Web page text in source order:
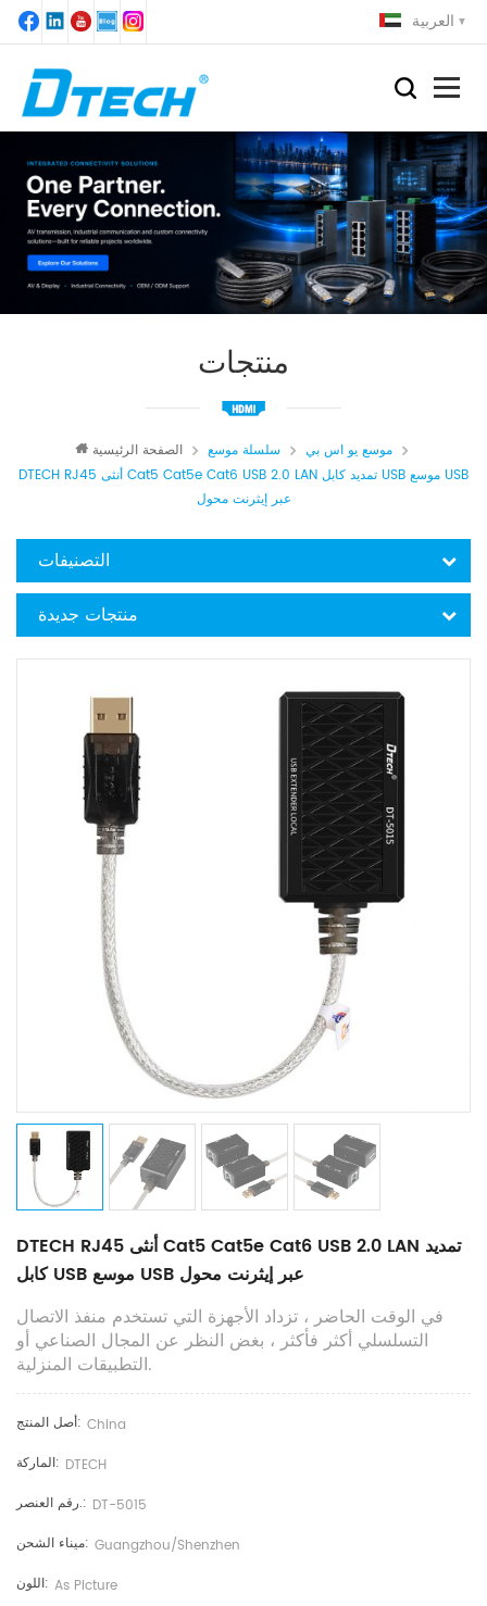
العربية
منتجات
الصفحة الرئيسية سلسلة موسع
موسع يو اس بي
DTECH RJ45 أنثى Cat5 Cat5e Cat6 USB 2.0 LAN تمديد كابل USB موسع USB
عبر إيثرنت محول
التصنيفات
منتجات جديدة
DTECH RJ45 أنثى Cat5 Cat5e Cat6 USB 2.0 LAN تمديد
كابل USB موسع USB عبر إيثرنت محول
في الوقت الحاضر ، تزداد الأجهزة التي تستخدم منفذ الاتصال
التسلسلي أكثر فأكثر ، بغض النظر عن المجال الصناعي أو
التطبيقات المنزلية.
أصل المنتج: China
الماركة: DTECH
رقم العنصر.: DT-5015
ميناء الشحن: Guangzhou/shenzhen
اللون: As Picture